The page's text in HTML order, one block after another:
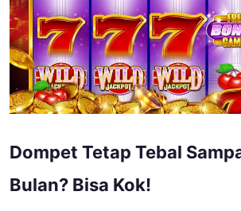
Dompet Tetap Tebal
Bulan? Bisa Kok!